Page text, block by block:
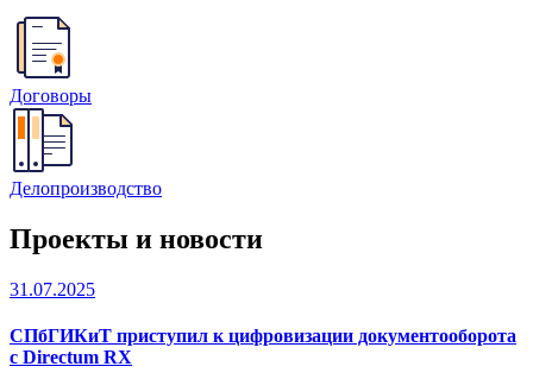
Договоры
Делопроизводство
Проекты и новости
31.07.2025
СПбГИКиТ приступил к цифровизации документооборота
с Directum RX